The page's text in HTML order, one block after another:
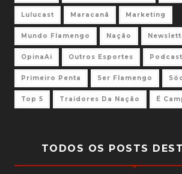
Lulucast Maracanã Marketing
Mundo Flamengo Nação
OpinaAi Outros Esportes Podcast
Primeiro Penta Ser Flamengo
Top 5 Traidores Da Nação É
TODOS OS POSTS